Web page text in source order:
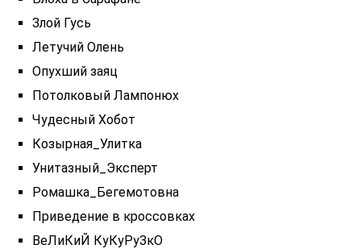
Злой Гусь
Летучий Олень
Опухший заяц
Потолковый Лампонюх
Чудесный Хобот
Козырная_Улитка
Унитазный_Эксперт
Ромашка_Бегемотовна
Приведение в кроссовках
ВеЛиКиЙ КуКуРуЗкО